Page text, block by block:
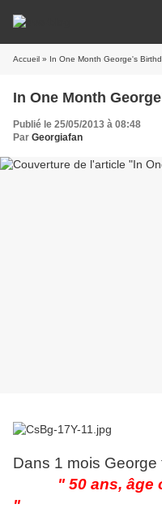
Accueil » In One Month George's
In One Month
Publié le 25/05/2013 à 08:48
Par Georgiafan
Dans 1 mois
" 50 ans, âge
"